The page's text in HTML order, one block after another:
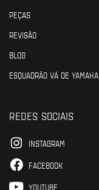
PEÇAS
REVISÃO
BLOG
ESQUADRÃO VÁ DE YAMAHA
REDES SOCIAIS
INSTAGRAM
FACEBOOK
YOUTUBE